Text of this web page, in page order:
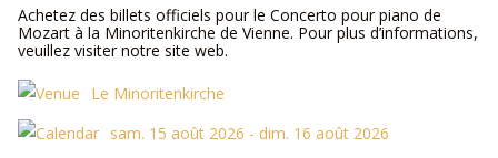
Achetez des billets officiels pour le Concerto pour piano de
Mozart à la Minoritenkirche de Vienne. Pour plus d’informations,
veuillez visiter notre site web.
Le Minoritenkirche
sam. 15 août 2026 - dim. 16 août 2026